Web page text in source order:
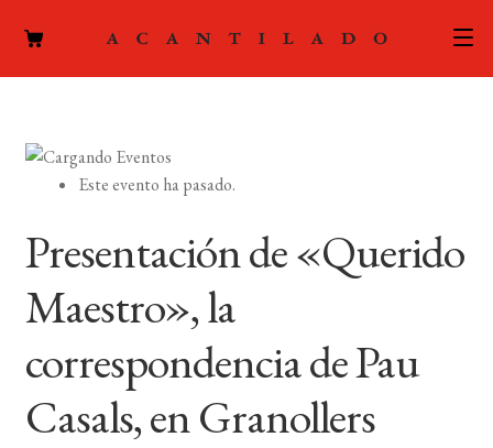
hijo
el
PODCAST
LA EDITORIAL
FOREIGN RIGHTS
CONTACTO
Este evento ha pasado.
Presentación de «Querido
Maestro», la
correspondencia de Pau
Casals, en Granollers